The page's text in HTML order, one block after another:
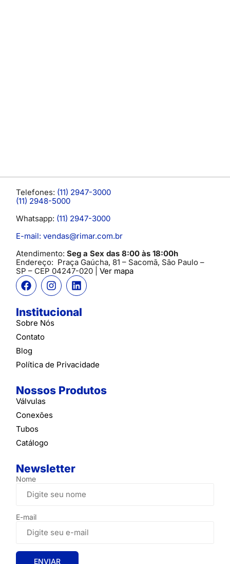
Telefones: (11) 2947-3000
(11) 2948-5000
Whatsapp: (11) 2947-3000
E-mail: vendas@rimar.com.br
Atendimento: Seg a Sex das 8:00 às 18:00h
Endereço: Praça Gaúcha, 81 – Sacomã, São Paulo –
SP – CEP 04247-020 | Ver mapa
Institucional
Sobre Nós
Contato
Blog
Política de Privacidade
Nossos Produtos
Válvulas
Conexões
Tubos
Catálogo
Newsletter
Nome
E-mail